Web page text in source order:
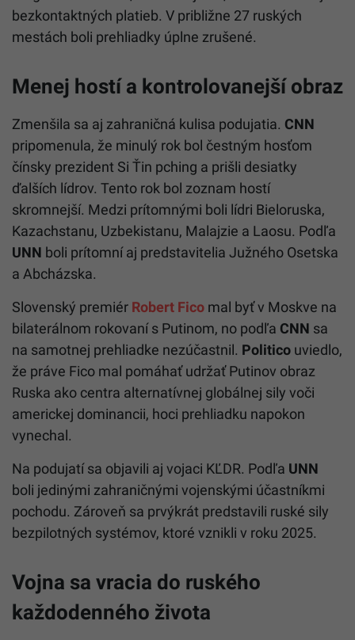
bezkontaktných platieb. V približne 27 ruských
mestách boli prehliadky úplne zrušené.
Menej hostí a kontrolovanejší obraz
Zmenšila sa aj zahraničná kulisa podujatia. CNN
pripomenula, že minulý rok bol čestným hosťom
čínsky prezident Si Ťin pching a prišli desiatky
ďalších lídrov. Tento rok bol zoznam hostí
skromnejší. Medzi prítomnými boli lídri Bieloruska,
Kazachstanu, Uzbekistanu, Malajzie a Laosu. Podľa
UNN boli prítomní aj predstavitelia Južného Osetska
a Abcházska.
Slovenský premiér Robert Fico mal byť v Moskve na
bilaterálnom rokovaní s Putinom, no podľa CNN sa
na samotnej prehliadke nezúčastnil. Politico uviedlo,
že práve Fico mal pomáhať udržať Putinov obraz
Ruska ako centra alternatívnej globálnej sily voči
americkej dominancii, hoci prehliadku napokon
vynechal.
Na podujatí sa objavili aj vojaci KĽDR. Podľa UNN
boli jedinými zahraničnými vojenskými účastníkmi
pochodu. Zároveň sa prvýkrát predstavili ruské sily
bezpilotných systémov, ktoré vznikli v roku 2025.
Vojna sa vracia do ruského
každodenného života